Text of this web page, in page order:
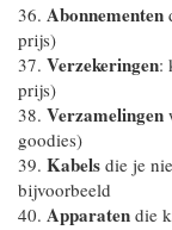
36. Abonnementen
prijs)
37. Verzekeringen:
prijs)
38. Verzamelingen
goodies)
39. Kabels die je
bijvoorbeeld
40. Apparaten die